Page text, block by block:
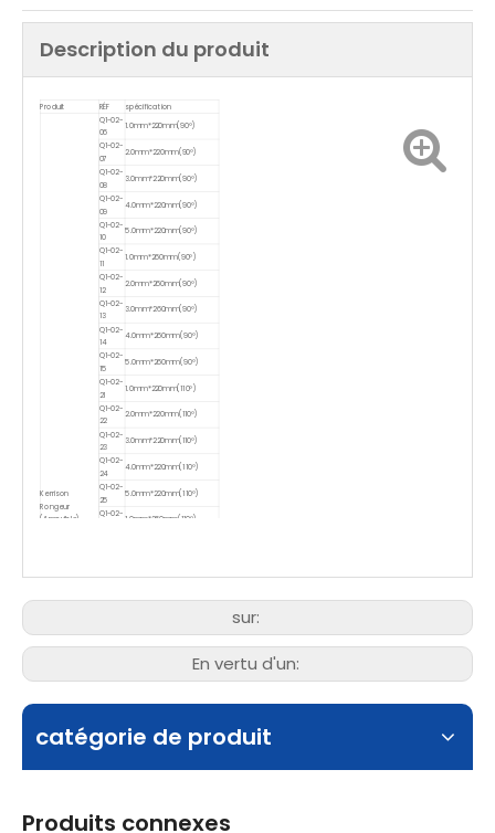
Description du produit
Produit RÉF spécification
Kerrison
Rongeur
(Amovible)
Q1-02-
06
1.0mm*220mm(90°)
Q1-02-
07
2.0mm*220mm(90°)
Q1-02-
08
3.0mm*220mm(90°)
Q1-02-
09
4.0mm*220mm(90°)
Q1-02-
10
5.0mm*220mm(90°)
Q1-02-
11
1.0mm*260mm(90°)
Q1-02-
12
2.0mm*260mm(90°)
Q1-02-
13
3.0mm*260mm(90°)
Q1-02-
14
4.0mm*260mm(90°)
Q1-02-
15
5.0mm*260mm(90°)
Q1-02-
21
1.0mm*220mm(110°)
Q1-02-
22
2.0mm*220mm(110°)
Q1-02-
23
3.0mm*220mm(110°)
Q1-02-
24
4.0mm*220mm(110°)
Q1-02-
25
5.0mm*220mm(110°)
Q1-02-
1.0mm*260mm(110°)
28
37
3.0mm*220mm(130°)
39
4.0mm*220mm(130°)
Q1-02-
42
Q1-02-
sur:
En vertu d'un:
catégorie de produit
Produits connexes